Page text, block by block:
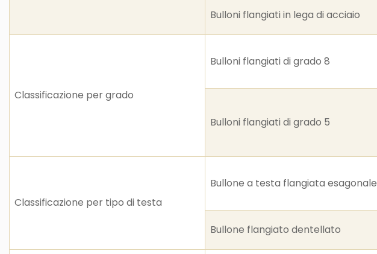
Bulloni flangiati in lega di acciaio
Classificazione per grado
Bulloni flangiati di grado 8
Bulloni flangiati di grado 5
Classificazione per tipo di testa
Bullone a testa flangiata esagonale
Bullone flangiato dentellato